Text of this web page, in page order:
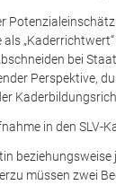
als
bei
Perspektive,
in den SLV-
müssen zwei